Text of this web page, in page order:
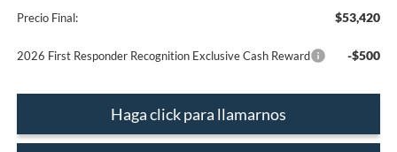
Precio Final: $53,420
2026 First Responder Recognition Exclusive Cash Reward -$500
Haga click para llamarnos